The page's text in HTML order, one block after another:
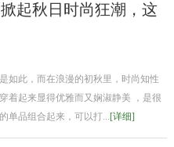
起秋日时尚狂潮，这
如此，而在浪漫的初秋里，时尚知性
着起来显得优雅而又娴淑静美 ，是很
单品组合起来，可以打...[详细]